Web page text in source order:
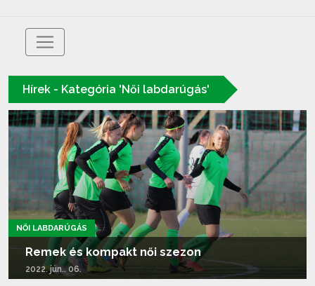
Hírek - Kategória 'Női labdarúgás'
NŐI LABDARÚGÁS
Remek és kompakt női szezon
2022. jún.. 06.